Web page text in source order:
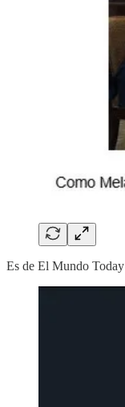
Es de El Mundo Today